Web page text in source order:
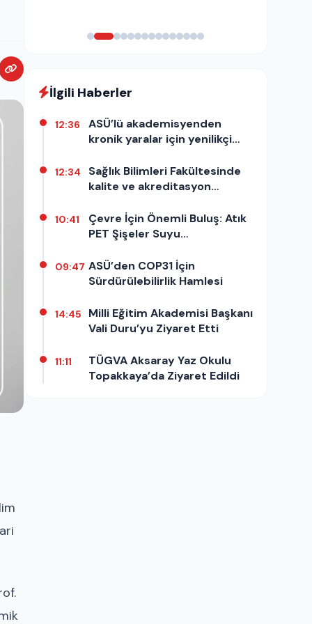
İlgili Haberler
12:36
ASÜ’lü akademisyenden
kronik yaralar için yenilikçi
12:34
Sağlık Bilimleri Fakültesinde
kalite ve akreditasyon
10:41
Çevre İçin Önemli Buluş: Atık
PET Şişeler Suyu
09:47 ASÜ’den COP31 İçin
Sürdürülebilirlik Hamlesi
14:45
Milli Eğitim Akademisi Başkanı
Vali Duru’yu Ziyaret Etti
11:11
TÜGVA Aksaray Yaz Okulu
Topakkaya’da Ziyaret Edildi